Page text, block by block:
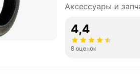
Аксессуары и
4,4
8 оценок